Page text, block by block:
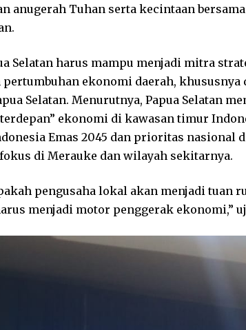
anugerah Tuhan serta kecintaan
Selatan harus mampu menjadi mitra
ekonomi daerah, khususnya
Selatan. Menurutnya, Papua Selatan
ekonomi di kawasan timur
Emas 2045 dan prioritas nasional
di Merauke dan wilayah sekitarnya.
pengusaha lokal akan menjadi tuan
menjadi motor penggerak ekonomi,”